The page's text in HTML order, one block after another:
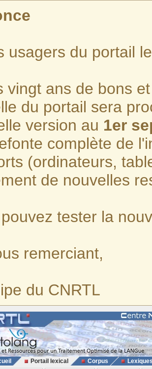
usagers du portail
vingt ans de bons
du portail sera
version au 1er
complète de
(ordinateurs,
de nouvelles
tester la
remerciant,
du CNRTL
Portail lexical Corpus